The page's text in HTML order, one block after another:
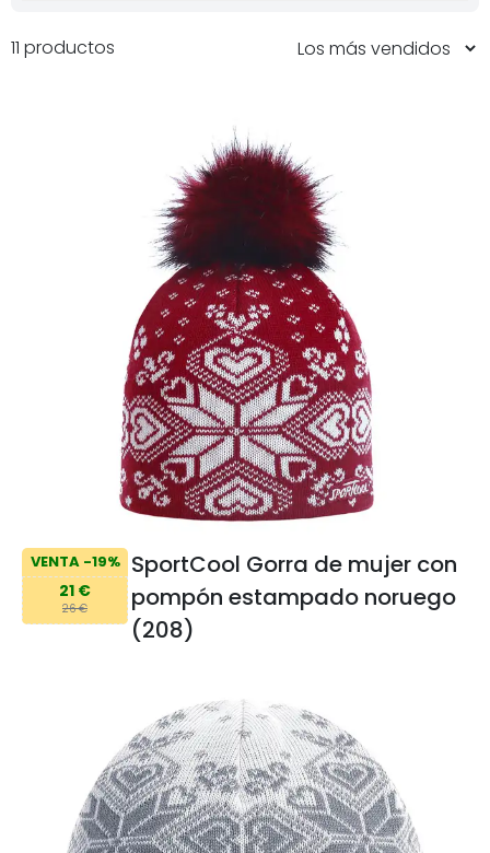
11 productos
VENTA -19%
21 €
26 €
SportCool Gorra de mujer con
pompón estampado noruego
(208)